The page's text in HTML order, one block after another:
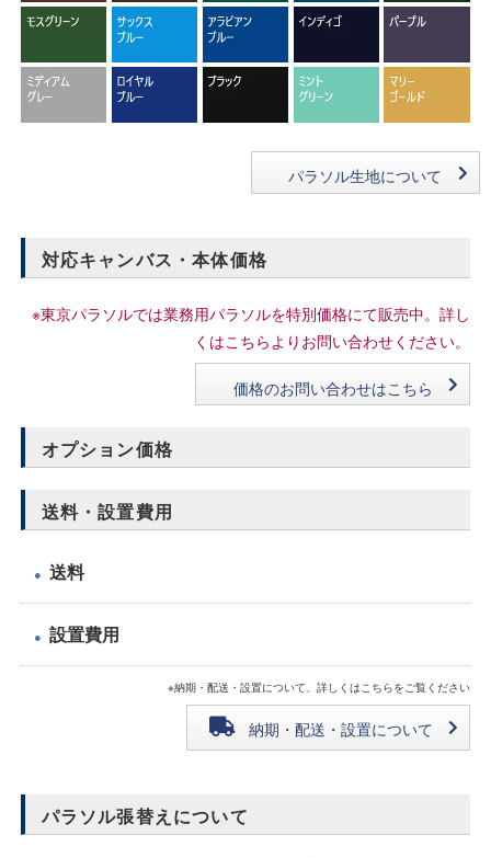
パラソル生地について
対応キャンバス・本体価格
※東京パラソルでは業務用パラソルを特別価格にて販売中。詳し
くはこちらよりお問い合わせください。
価格のお問い合わせはこちら
オプション価格
送料・設置費用
● 送料
● 設置費用
※納期・配送・設置について、詳しくはこちらをご覧ください
納期・配送・設置について
パラソル張替えについて